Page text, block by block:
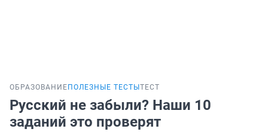
ОБРАЗОВАНИЕ ПОЛЕЗНЫЕ ТЕСТЫ ТЕСТ
Русский не забыли? Наши 10
заданий это проверят